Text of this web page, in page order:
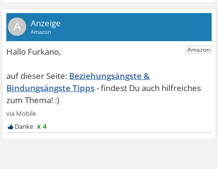
A
Beziehungsängste &
Bindungsängste Tipps
x 4